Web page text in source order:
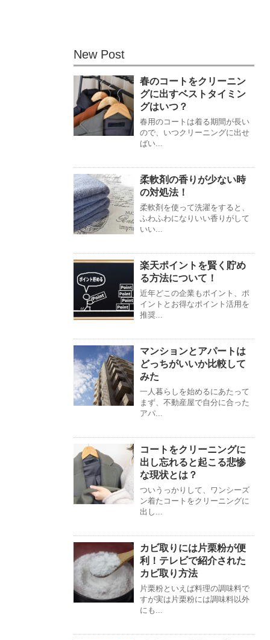
New Post
春のコートをクリーニン
グに出すベストタイミン
グはいつ？
春用のコートは着る期間が長い
ので、いつクリーニングに出せ
ばい...
柔軟剤の香りが少ない時
の対処法！
柔軟剤を使って洗濯をすると、
ふわふわになりいい香りがして
いい...
楽天ポイントを賢く貯め
る方法について！
近年どこの企業もポイント、ポ
イントとお得なポイント活用を
推奨...
マンションとアパートは
どっちがいいか比較して
みた
一人暮らしを始めるにあたって
まず、不動産屋で自分に合った
アパ...
コートをクリーニングに
出し忘れると起こる悲惨
な現状とは？
ついうっかりして、ワンシーズ
ン着たコートをクリーニングに
出し...
カビ取りには片栗粉が便
利！テレビで紹介された
カビ取り方法
片栗粉といえば料理の調味料で
すが実は片栗粉には調味料以外
にも...